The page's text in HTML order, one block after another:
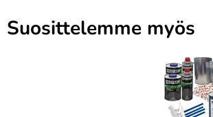
Suosittelemme myös